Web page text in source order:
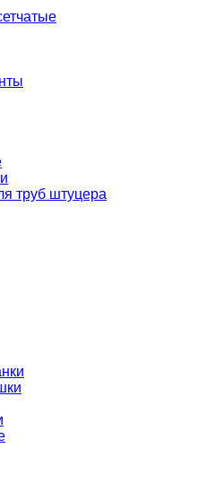
труб штуцера